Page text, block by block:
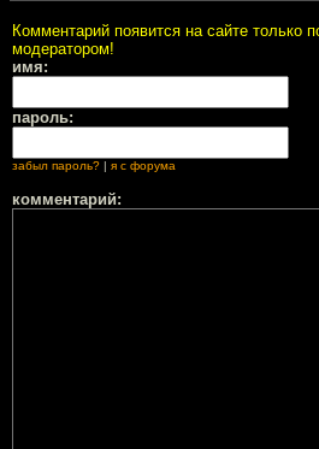
Комментарий появится на сайте только
модератором!
имя:
пароль:
забыл пароль? | я с форума
комментарий: